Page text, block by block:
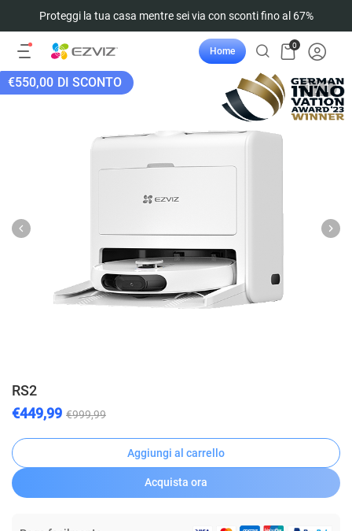
Proteggi la tua casa mentre sei via con sconti fino al 67%
Home
0
1/1
€550,00 DI SCONTO
RS2
€449,99 €999,99
Aggiungi al carrello
Acquista ora